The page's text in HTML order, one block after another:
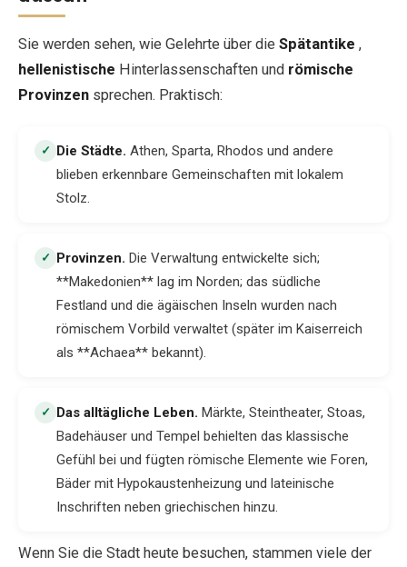
Sie werden sehen, wie Gelehrte über die Spätantike ,
hellenistische Hinterlassenschaften und römische
Provinzen sprechen. Praktisch:
✓ Die Städte. Athen, Sparta, Rhodos und andere
blieben erkennbare Gemeinschaften mit lokalem
Stolz.
✓ Provinzen. Die Verwaltung entwickelte sich;
**Makedonien** lag im Norden; das südliche
Festland und die ägäischen Inseln wurden nach
römischem Vorbild verwaltet (später im Kaiserreich
als **Achaea** bekannt).
✓ Das alltägliche Leben. Märkte, Steintheater, Stoas,
Badehäuser und Tempel behielten das klassische
Gefühl bei und fügten römische Elemente wie Foren,
Bäder mit Hypokaustenheizung und lateinische
Inschriften neben griechischen hinzu.
Wenn Sie die Stadt heute besuchen, stammen viele der